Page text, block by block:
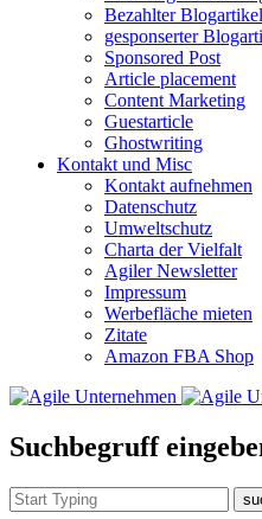
Bezahlter
gesponserter
Sponsored Post
Article placement
Content Marketing
Guestarticle
Ghostwriting
Kontakt und Misc
Kontakt aufnehmen
Datenschutz
Umweltschutz
Charta der Vielfalt
Agiler Newsletter
Impressum
Werbefläche mieten
Zitate
Amazon FBA Shop
Suchbegruff